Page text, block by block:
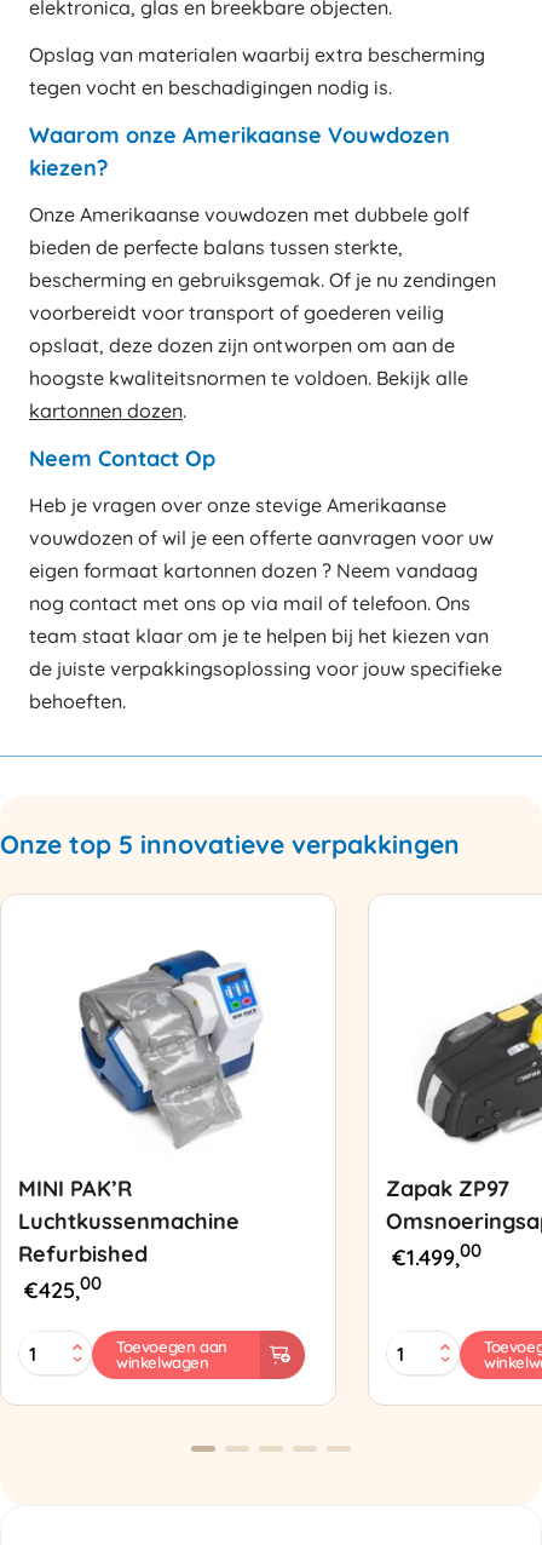
elektronica, glas en breekbare objecten.
Opslag van materialen waarbij extra bescherming
tegen vocht en beschadigingen nodig is.
Waarom onze Amerikaanse Vouwdozen
kiezen?
Onze Amerikaanse vouwdozen met dubbele golf
bieden de perfecte balans tussen sterkte,
bescherming en gebruiksgemak. Of je nu zendingen
voorbereidt voor transport of goederen veilig
opslaat, deze dozen zijn ontworpen om aan de
hoogste kwaliteitsnormen te voldoen. Bekijk alle
kartonnen dozen.
Neem Contact Op
Heb je vragen over onze stevige Amerikaanse
vouwdozen of wil je een offerte aanvragen voor uw
eigen formaat kartonnen dozen ? Neem vandaag
nog contact met ons op via mail of telefoon. Ons
team staat klaar om je te helpen bij het kiezen van
de juiste verpakkingsoplossing voor jouw specifieke
behoeften.
Onze top 5 innovatieve verpakkingen
MINI PAK’R
Luchtkussenmachine
Refurbished
€425,00
MINI
PAK'R
Refurbished
Toevoegen aan
winkelwagen
Zapak ZP97
€1.499,00
Zapak
ZP97
aantal